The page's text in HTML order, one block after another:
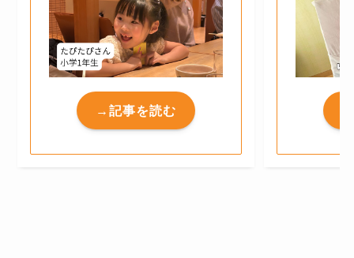
→記事を読む